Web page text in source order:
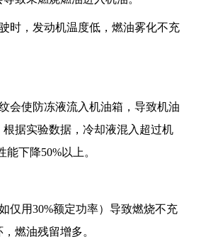
时，发动机温度低，燃油雾化不充
会使防冻液流入机油箱，导致机油
据实验数据，冷却液混入超过机
下降50%以上。
仅用30%额定功率）导致燃烧不充
燃油残留增多。